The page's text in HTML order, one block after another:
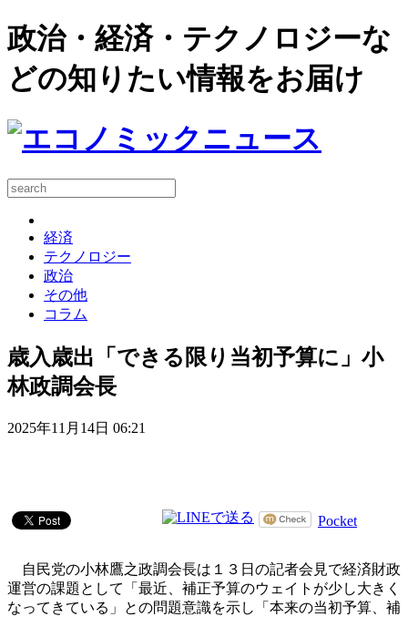
政治・経済・テクノロジーな
どの知りたい情報をお届け
経済
テクノロジー
政治
その他
コラム
歳入歳出「できる限り当初予算に」小
林政調会長
2025年11月14日 06:21
Pocket
自民党の小林鷹之政調会長は１３日の記者会見で経済財政
運営の課題として「最近、補正予算のウェイトが少し大きく
なってきている」との問題意識を示し「本来の当初予算、補